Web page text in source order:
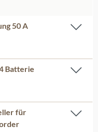
50 A
Batterie
für